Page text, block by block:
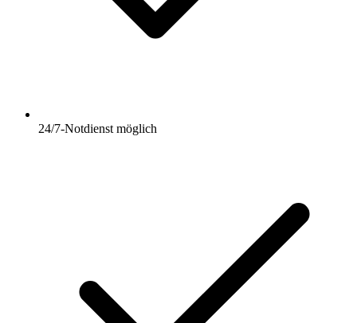
24/7-Notdienst möglich